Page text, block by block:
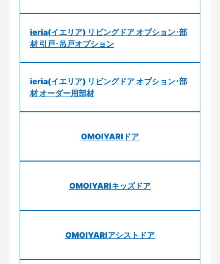
ieria(イエリア) リビングドア オプション･部
材 引戸･吊戸オプション
ieria(イエリア) リビングドア オプション･部
材 オーダー用部材
OMOIYARIドア
OMOIYARIキッズドア
OMOIYARIアシストドア